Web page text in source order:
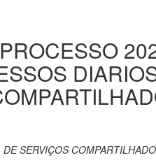
SERVIÇOS